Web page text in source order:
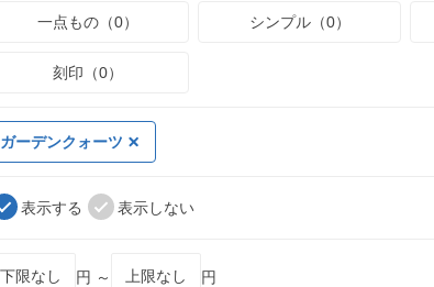
一点もの（0） シンプル（0）
刻印（0）
ガーデンクォーツ
表示する 表示しない
円 ～ 円